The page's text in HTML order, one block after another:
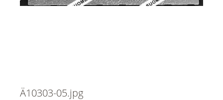
Ä10303-05.jpg